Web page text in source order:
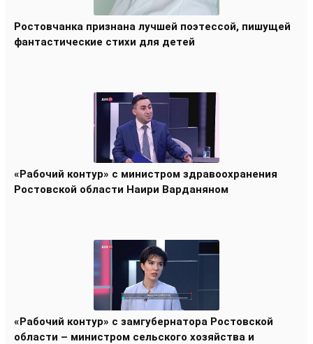
Ростовчанка признана лучшей поэтессой, пишущей
фантастические стихи для детей
«Рабочий контур» с министром здравоохранения
Ростовской области Наири Варданяном
«Рабочий контур» с замгубернатора Ростовской
области – министром сельского хозяйства и